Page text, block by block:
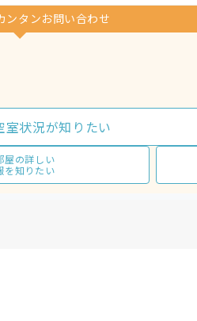
ンタンお問い合わせ
室状況が知りたい
屋の詳しい
を知りたい